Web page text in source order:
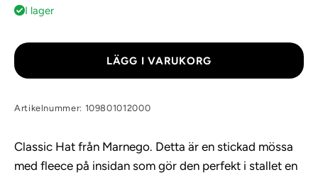
I lager
LÄGG I VARUKORG
Artikelnummer: 109801012000
Classic Hat från Marnego. Detta är en stickad mössa
med fleece på insidan som gör den perfekt i stallet en